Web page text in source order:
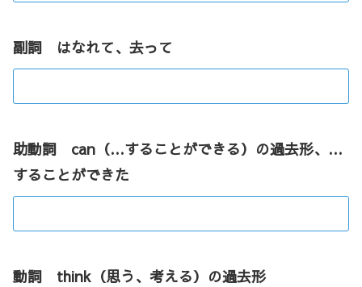
副詞 はなれて、去って
助動詞 can（…することができる）の過去形、…
することができた
動詞 think（思う、考える）の過去形